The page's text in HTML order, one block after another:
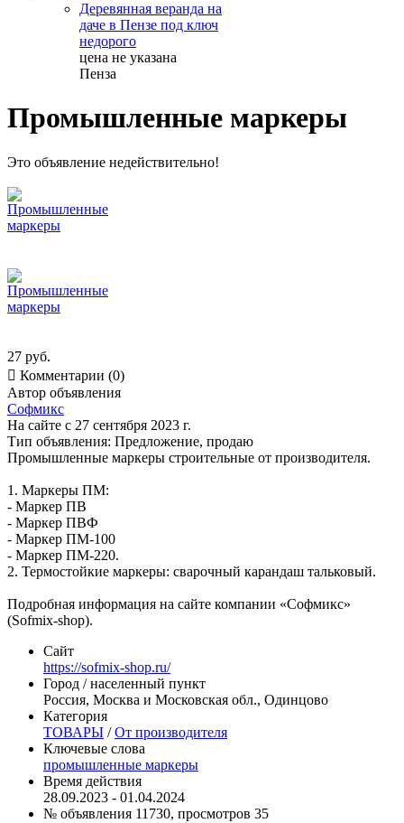
Деревянная веранда на
даче в Пензе под ключ
недорого
цена не указана
Пенза
Промышленные маркеры
Это объявление недействительно!
27 руб.
 Комментарии (0)
Автор объявления
Софмикс
На сайте с 27 сентября 2023 г.
Тип объявления: Предложение, продаю
Промышленные маркеры строительные от производителя.
1. Маркеры ПМ:
- Маркер ПВ
- Маркер ПВФ
- Маркер ПМ-100
- Маркер ПМ-220.
2. Термостойкие маркеры: сварочный карандаш тальковый.
Подробная информация на сайте компании «Софмикс»
(Sofmix-shop).
Сайт
https://sofmix-shop.ru/
Город / населенный пункт
Россия, Москва и Московская обл., Одинцово
Категория
ТОВАРЫ /От производителя
Ключевые слова
промышленные маркеры
Время действия
28.09.2023 - 01.04.2024
№ объявления 11730, просмотров 35